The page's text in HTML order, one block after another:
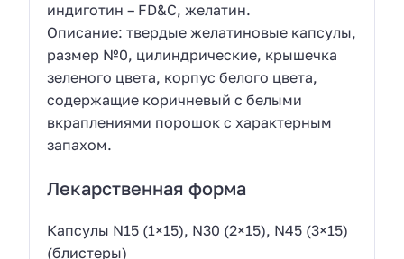
индиготин – FD&C, желатин.
Описание: твердые желатиновые капсулы,
размер №0, цилиндрические, крышечка
зеленого цвета, корпус белого цвета,
содержащие коричневый с белыми
вкраплениями порошок с характерным
запахом.
Лекарственная форма
Капсулы N15 (1×15), N30 (2×15), N45 (3×15)
(блистеры)